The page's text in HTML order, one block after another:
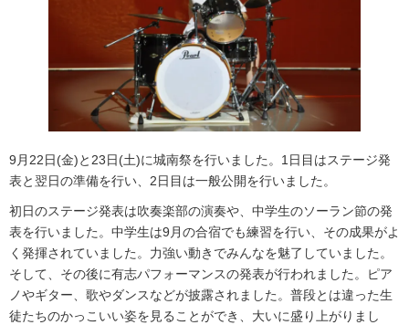
9月22日(金)と23日(土)に城南祭を行いました。1日目はステージ発
表と翌日の準備を行い、2日目は一般公開を行いました。
初日のステージ発表は吹奏楽部の演奏や、中学生のソーラン節の発
表を行いました。中学生は9月の合宿でも練習を行い、その成果がよ
く発揮されていました。力強い動きでみんなを魅了していました。
そして、その後に有志パフォーマンスの発表が行われました。ピア
ノやギター、歌やダンスなどが披露されました。普段とは違った生
徒たちのかっこいい姿を見ることができ、大いに盛り上がりまし